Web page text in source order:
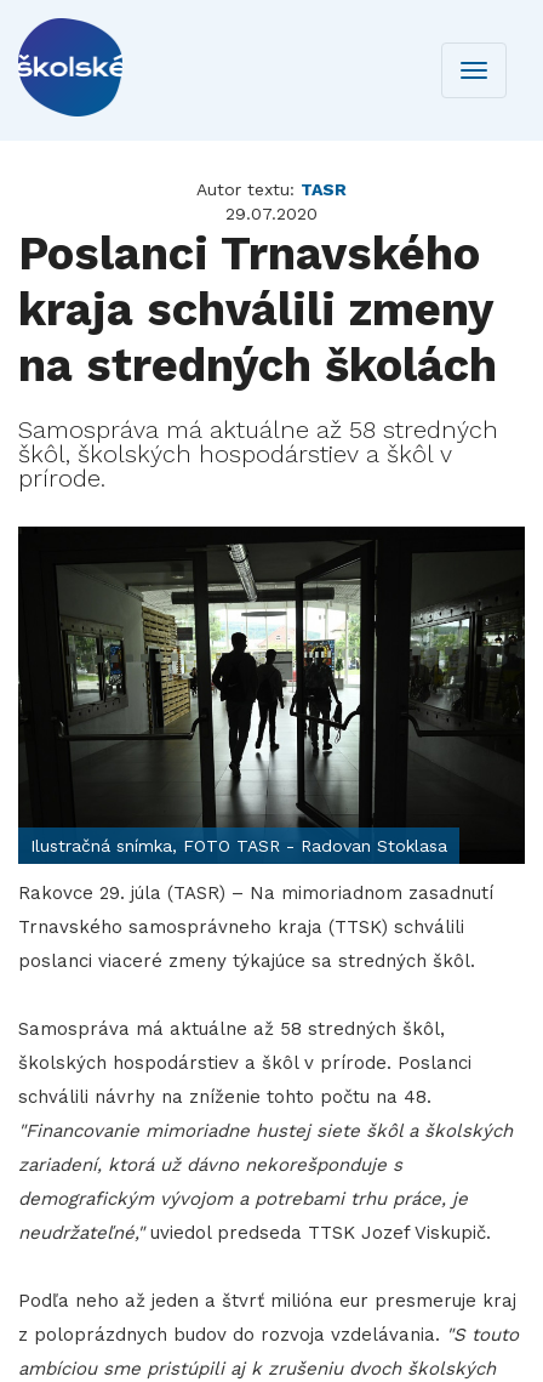
Toggle
Autor textu: TASR
29.07.2020
Poslanci Trnavského
kraja schválili zmeny
na stredných školách
Samospráva má aktuálne až 58 stredných
škôl, školských hospodárstiev a škôl v
prírode.
Ilustračná snímka, FOTO TASR - Radovan Stoklasa
Rakovce 29. júla (TASR) – Na mimoriadnom zasadnutí
Trnavského samosprávneho kraja (TTSK) schválili
poslanci viaceré zmeny týkajúce sa stredných škôl.
Samospráva má aktuálne až 58 stredných škôl,
školských hospodárstiev a škôl v prírode. Poslanci
schválili návrhy na zníženie tohto počtu na 48.
"Financovanie mimoriadne hustej siete škôl a školských
zariadení, ktorá už dávno nekorešponduje s
demografickým vývojom a potrebami trhu práce, je
neudržateľné,"uviedol predseda TTSK Jozef Viskupič.
Podľa neho až jeden a štvrť milióna eur presmeruje kraj
z poloprázdnych budov do rozvoja vzdelávania. "S touto
ambíciou sme pristúpili aj k zrušeniu dvoch školských